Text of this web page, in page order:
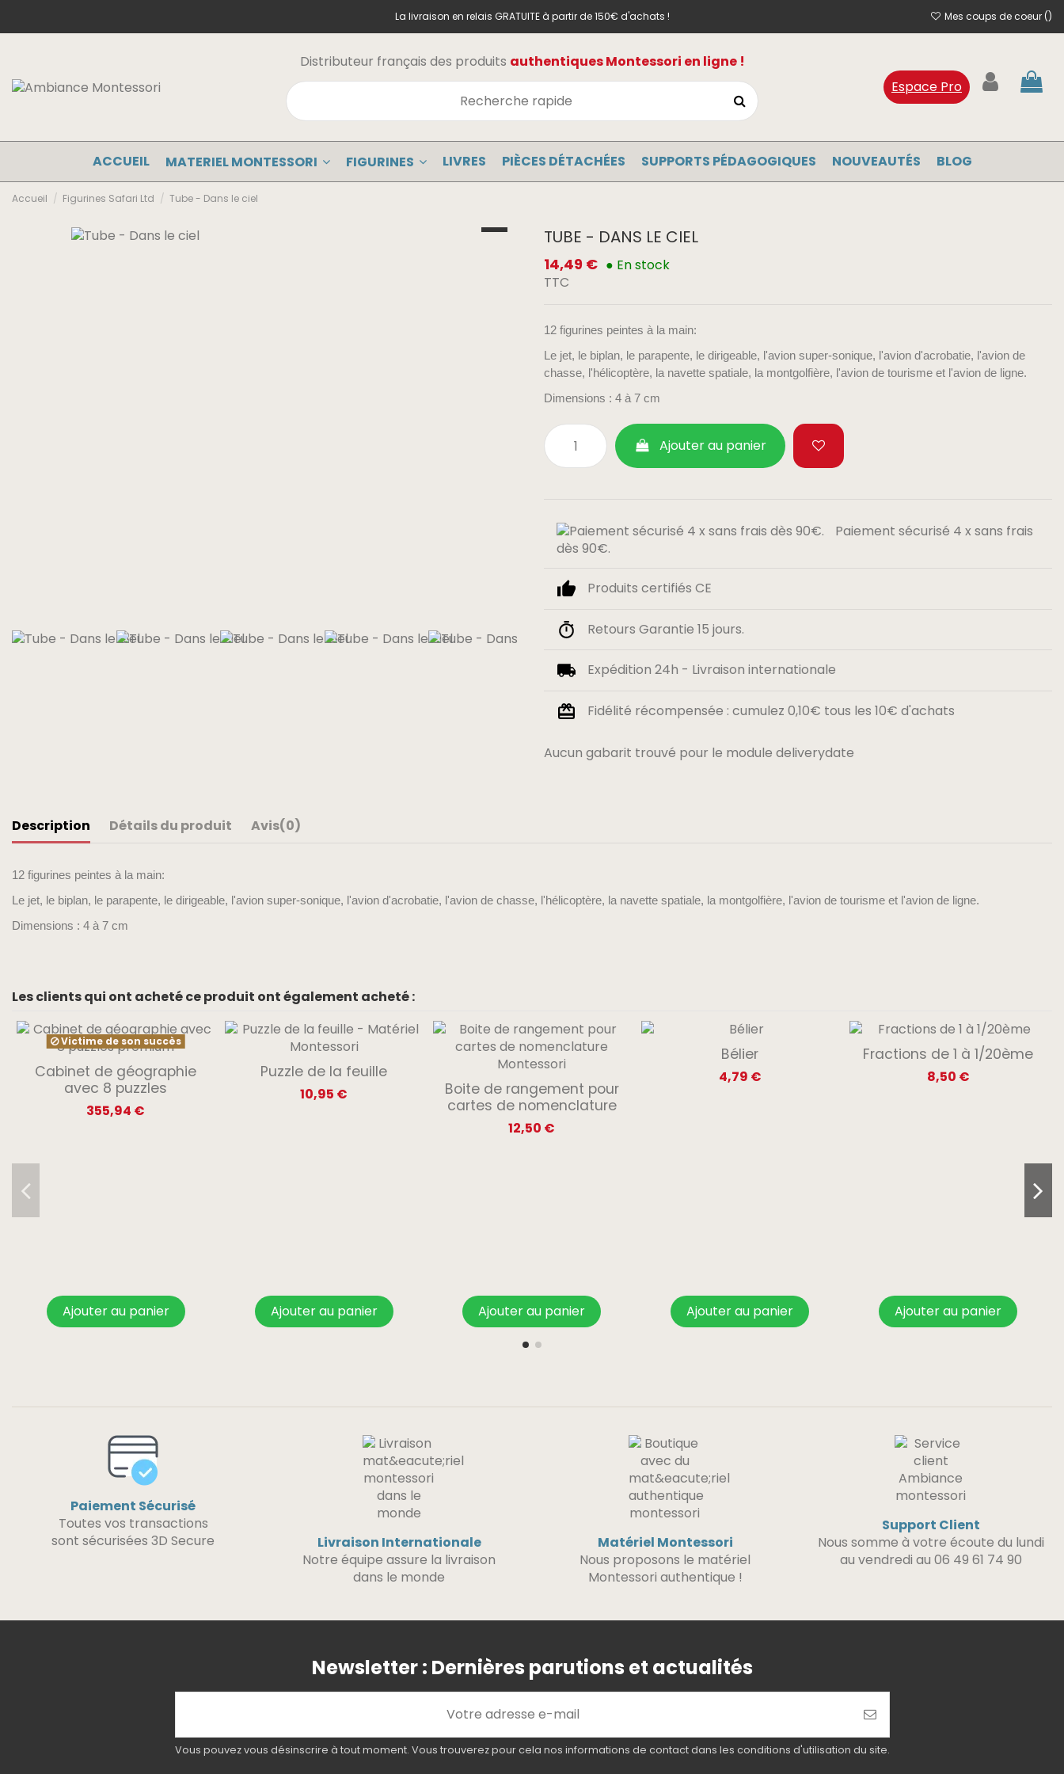
La livraison en relais GRATUITE à partir de 150€ d'achats ! Mes coups de coeur ()
Distributeur français des produits authentiques Montessori en ligne !
Espace Pro
ACCUEIL MATERIEL MONTESSORI FIGURINES LIVRES PIÈCES DÉTACHÉES SUPPORTS PÉDAGOGIQUES NOUVEAUTÉS BLOG
Accueil Figurines Safari Ltd Tube - Dans le ciel
TUBE - DANS LE CIEL
14,49 € ● En stock
TTC
12 figurines peintes à la main:
Le jet, le biplan, le parapente, le dirigeable, l'avion super-sonique, l'avion d'acrobatie, l'avion de
chasse, l'hélicoptère, la navette spatiale, la montgolfière, l'avion de tourisme et l'avion de ligne.
Dimensions : 4 à 7 cm
Ajouter au panier
Paiement sécurisé 4 x sans frais
dès 90€.
Produits certifiés CE
Retours Garantie 15 jours.
Expédition 24h - Livraison internationale
Fidélité récompensée : cumulez 0,10€ tous les 10€ d'achats
Aucun gabarit trouvé pour le module deliverydate
Description Détails du produit Avis(0)
12 figurines peintes à la main:
Le jet, le biplan, le parapente, le dirigeable, l'avion super-sonique, l'avion d'acrobatie, l'avion de chasse, l'hélicoptère, la navette spatiale, la montgolfière, l'avion de tourisme et l'avion de ligne.
Dimensions : 4 à 7 cm
Les clients qui ont acheté ce produit ont également acheté :
Victime de son succès
Cabinet de géographie
avec 8 puzzles
355,94 €
Ajouter au panier
Puzzle de la feuille
10,95 €
Ajouter au panier
Boite de rangement pour
cartes de nomenclature
12,50 €
Ajouter au panier
Bélier
4,79 €
Ajouter au panier
Fractions de 1 à 1/20ème
8,50 €
Ajouter au panier
Paiement Sécurisé
Toutes vos transactions
sont sécurisées 3D Secure
Livraison Internationale
Notre équipe assure la livraison
dans le monde
Matériel Montessori
Nous proposons le matériel
Montessori authentique !
Support Client
Nous somme à votre écoute du lundi
au vendredi au 06 49 61 74 90
Newsletter : Dernières parutions et actualités
Vous pouvez vous désinscrire à tout moment. Vous trouverez pour cela nos informations de contact dans les conditions d'utilisation du site.